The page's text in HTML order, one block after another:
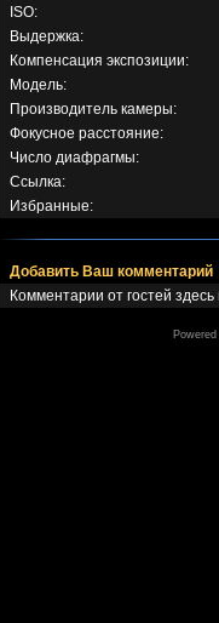
ISO:
Выдержка:
Компенсация экспозиции:
Модель:
Производитель камеры:
Фокусное расстояние:
Число диафрагмы:
Ссылка:
Избранные:
Добавить Ваш комментарий
Комментарии от гостей